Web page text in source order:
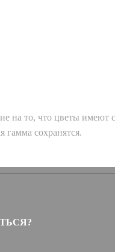
на то, что цветы имеют
гамма сохранятся.